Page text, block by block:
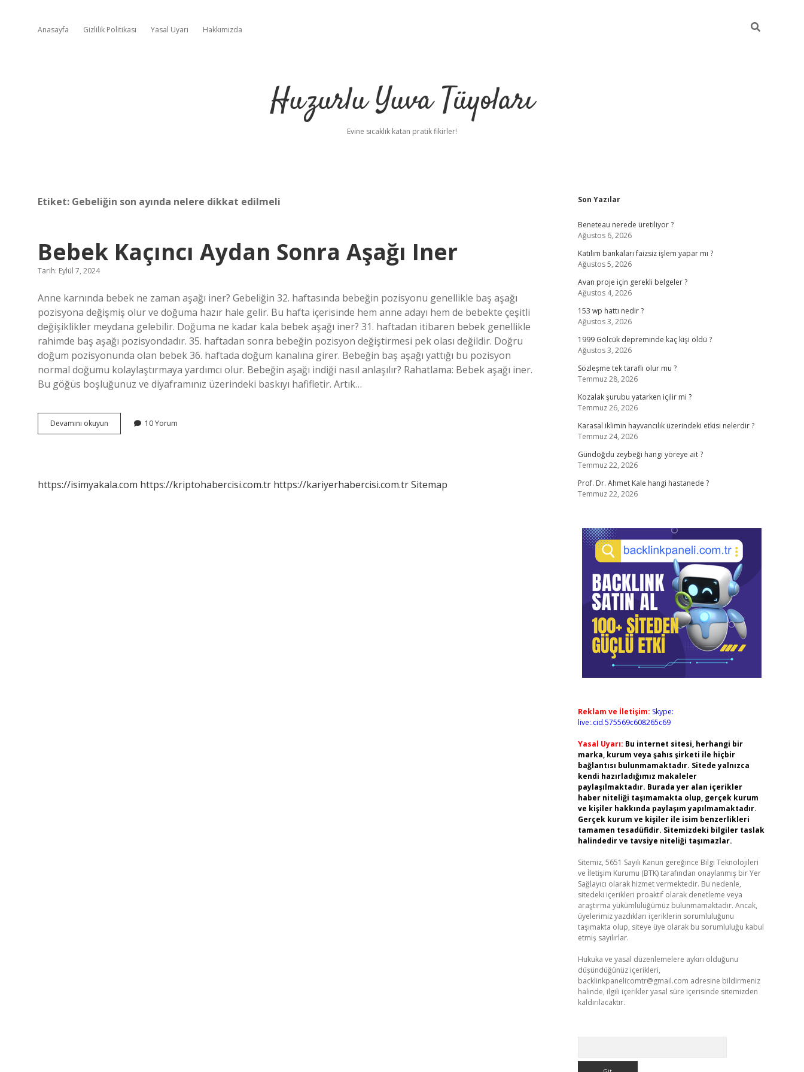
Anasayfa Gizlilik Politikası Yasal Uyarı Hakkımızda
Huzurlu Yuva Tüyoları
Evine sıcaklık katan pratik fikirler!
Etiket: Gebeliğin son ayında nelere dikkat edilmeli
Bebek Kaçıncı Aydan Sonra Aşağı Iner
Tarih: Eylül 7, 2024
Anne karnında bebek ne zaman aşağı iner? Gebeliğin 32. haftasında bebeğin pozisyonu genellikle baş aşağı
pozisyona değişmiş olur ve doğuma hazır hale gelir. Bu hafta içerisinde hem anne adayı hem de bebekte çeşitli
değişiklikler meydana gelebilir. Doğuma ne kadar kala bebek aşağı iner? 31. haftadan itibaren bebek genellikle
rahimde baş aşağı pozisyondadır. 35. haftadan sonra bebeğin pozisyon değiştirmesi pek olası değildir. Doğru
doğum pozisyonunda olan bebek 36. haftada doğum kanalına girer. Bebeğin baş aşağı yattığı bu pozisyon
normal doğumu kolaylaştırmaya yardımcı olur. Bebeğin aşağı indiği nasıl anlaşılır? Rahatlama: Bebek aşağı iner.
Bu göğüs boşluğunuz ve diyaframınız üzerindeki baskıyı hafifletir. Artık…
Devamını okuyun
Kaçıncı
10 Yorum
https://isimyakala.com https://kriptohabercisi.com.tr https://kariyerhabercisi.com.trSitemap
Sidebar
Son Yazılar
Beneteau nerede üretiliyor ?
Ağustos 6, 2026
Katılım bankaları faizsiz işlem yapar mı ?
Ağustos 5, 2026
Avan proje için gerekli belgeler ?
Ağustos 4, 2026
153 wp hattı nedir ?
Ağustos 3, 2026
1999 Gölcük depreminde kaç kişi öldü ?
Ağustos 3, 2026
Sözleşme tek taraflı olur mu ?
Temmuz 28, 2026
Kozalak şurubu yatarken içilir mi ?
Temmuz 26, 2026
Karasal iklimin hayvancılık üzerindeki etkisi nelerdir ?
Temmuz 24, 2026
Gündoğdu zeybeği hangi yöreye ait ?
Temmuz 22, 2026
Prof. Dr. Ahmet Kale hangi hastanede ?
Temmuz 22, 2026
Reklam ve İletişim: Skype:
live:.cid.575569c608265c69
Yasal Uyarı: Bu internet sitesi, herhangi bir
marka, kurum veya şahıs şirketi ile hiçbir
bağlantısı bulunmamaktadır. Sitede yalnızca
kendi hazırladığımız makaleler
paylaşılmaktadır. Burada yer alan içerikler
haber niteliği taşımamakta olup, gerçek kurum
ve kişiler hakkında paylaşım yapılmamaktadır.
Gerçek kurum ve kişiler ile isim benzerlikleri
tamamen tesadüfidir. Sitemizdeki bilgiler taslak
halindedir ve tavsiye niteliği taşımazlar.
Sitemiz, 5651 Sayılı Kanun gereğince Bilgi Teknolojileri
ve İletişim Kurumu (BTK) tarafından onaylanmış bir Yer
Sağlayıcı olarak hizmet vermektedir. Bu nedenle,
sitedeki içerikleri proaktif olarak denetleme veya
araştırma yükümlülüğümüz bulunmamaktadır. Ancak,
üyelerimiz yazdıkları içeriklerin sorumluluğunu
taşımakta olup, siteye üye olarak bu sorumluluğu kabul
etmiş sayılırlar.
Hukuka ve yasal düzenlemelere aykırı olduğunu
düşündüğünüz içerikleri,
backlinkpanelicomtr@gmail.com adresine bildirmeniz
halinde, ilgili içerikler yasal süre içerisinde sitemizden
kaldırılacaktır.